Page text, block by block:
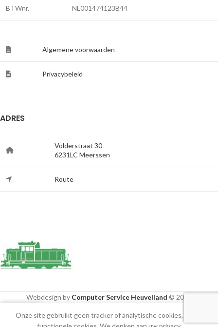
BTWnr. NL001474123B44
Algemene voorwaarden
Privacybeleid
ADRES
Volderstraat 30
6231LC Meerssen
Route
Webdesign by Computer Service Heuvelland © 2020
Mijn account
Onze site gebruikt geen tracker of analytische cookies, alleen